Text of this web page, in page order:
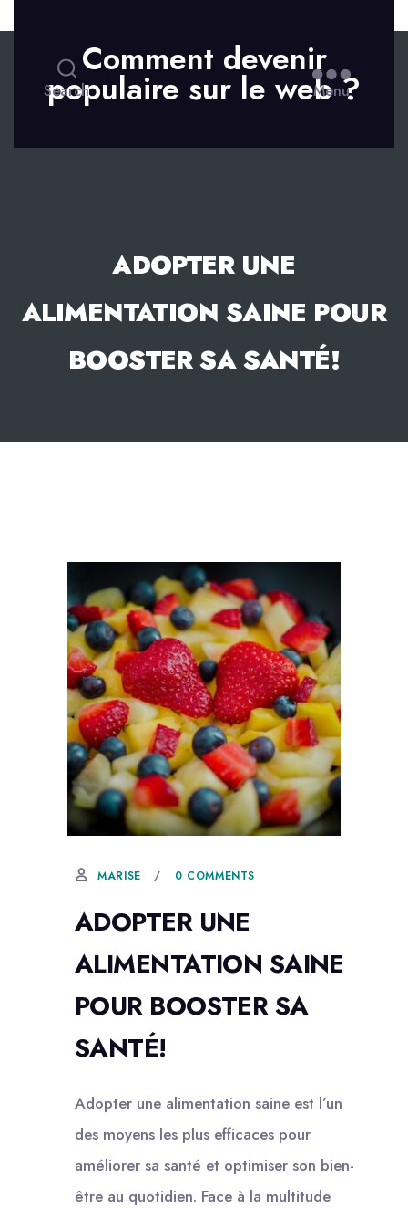
Search
Comment devenir
populaire sur le web ?
Menu
ADOPTER UNE
ALIMENTATION SAINE POUR
BOOSTER SA SANTÉ!
22 AOÛT, 2024
MARISE 0 COMMENTS
ADOPTER UNE
ALIMENTATION SAINE
POUR BOOSTER SA
SANTÉ!
Adopter une alimentation saine est l’un
des moyens les plus efficaces pour
améliorer sa santé et optimiser son bien-
être au quotidien. Face à la multitude